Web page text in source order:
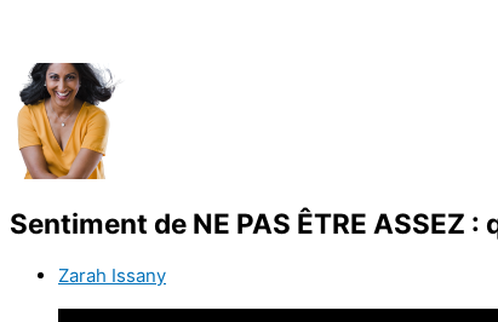
Sentiment de NE PAS ÊTRE ASSEZ :
Zarah Issany